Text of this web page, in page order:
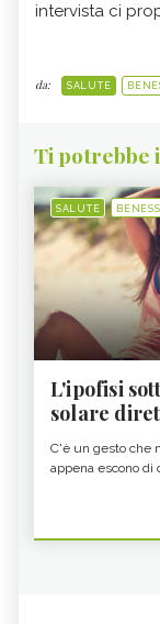
intervista ci
da: SALUTE
Ti potrebbe
SALUTE
L'ipofisi
solare
C'è un gesto che
appena escono di